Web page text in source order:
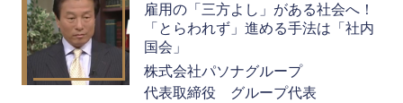
雇用の「三方よし」がある社会へ！
「とらわれず」進める手法は「社内
国会」
株式会社パソナグループ
代表取締役 グループ代表